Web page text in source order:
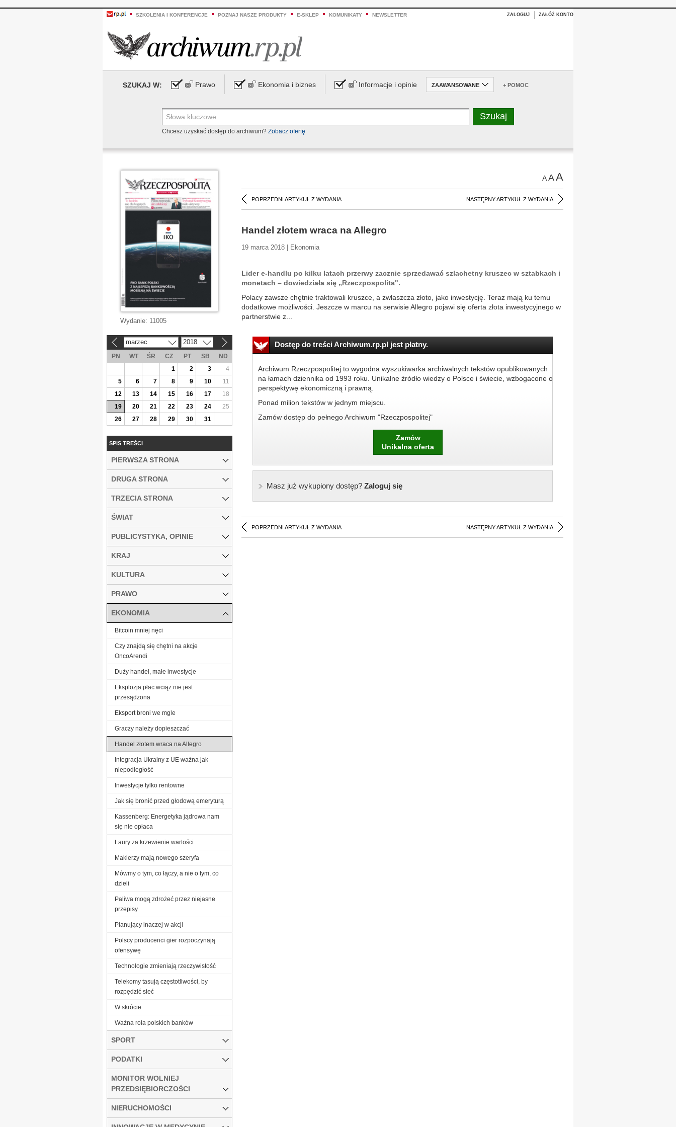
SZKOLENIA I KONFERENCJE POZNAJ NASZE PRODUKTY E-SKLEP KOMUNIKATY NEWSLETTER ZALOGUJ ZAŁÓŻ KONTO
SZUKAJ W: Prawo Ekonomia i biznes Informacje i opinie ZAAWANSOWANE + POMOC
Chcesz uzyskać dostęp do archiwum? Zobacz ofertę
AAA
POPRZEDNI ARTYKUŁ Z WYDANIA NASTĘPNY ARTYKUŁ Z WYDANIA
Handel złotem wraca na Allegro
19 marca 2018 | Ekonomia
Lider e-handlu po kilku latach przerwy zacznie sprzedawać szlachetny kruszec w sztabkach i
monetach – dowiedziała się „Rzeczpospolita".
Polacy zawsze chętnie traktowali kruszce, a zwłaszcza złoto, jako inwestycję. Teraz mają ku temu
dodatkowe możliwości. Jeszcze w marcu na serwisie Allegro pojawi się oferta złota inwestycyjnego w
partnerstwie z...
Dostęp do treści Archiwum.rp.pl jest płatny.
Archiwum Rzeczpospolitej to wygodna wyszukiwarka archiwalnych tekstów opublikowanych
na łamach dziennika od 1993 roku. Unikalne źródło wiedzy o Polsce i świecie, wzbogacone o
perspektywę ekonomiczną i prawną.
Ponad milion tekstów w jednym miejscu.
Zamów dostęp do pełnego Archiwum "Rzeczpospolitej"
Zamów
Unikalna oferta
Masz już wykupiony dostęp?Zaloguj się
POPRZEDNI ARTYKUŁ Z WYDANIA NASTĘPNY ARTYKUŁ Z WYDANIA
Wydanie: 11005
marzec 2018
PN WT ŚR CZ PT SB
ND
1
2 3
4
5
6 7 8 9 10
11
12
13 14 15 16 17
18
19
20 21 22 23 24
25
26
27 28 29 30 31
SPIS TREŚCI
PIERWSZA STRONA
DRUGA STRONA
TRZECIA STRONA
ŚWIAT
PUBLICYSTYKA, OPINIE
KRAJ
KULTURA
PRAWO
EKONOMIA
Bitcoin mniej nęci
Czy znajdą się chętni na akcje
OncoArendi
Duży handel, małe inwestycje
Eksplozja płac wciąż nie jest
przesądzona
Eksport broni we mgle
Graczy należy dopieszczać
Handel złotem wraca na Allegro
Integracja Ukrainy z UE ważna jak
niepodległość
Inwestycje tylko rentowne
Jak się bronić przed głodową emeryturą
Kassenberg: Energetyka jądrowa nam
się nie opłaca
Laury za krzewienie wartości
Maklerzy mają nowego szeryfa
Mówmy o tym, co łączy, a nie o tym, co
dzieli
Paliwa mogą zdrożeć przez niejasne
przepisy
Planujący inaczej w akcji
Polscy producenci gier rozpoczynają
ofensywę
Technologie zmieniają rzeczywistość
Telekomy tasują częstotliwości, by
rozpędzić sieć
W skrócie
Ważna rola polskich banków
SPORT
PODATKI
MONITOR WOLNIEJ
PRZEDSIĘBIORCZOŚCI
NIERUCHOMOŚCI